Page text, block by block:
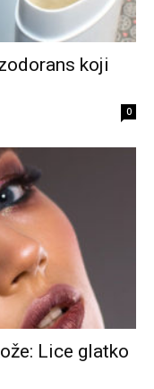
koji
0
Lice glatko